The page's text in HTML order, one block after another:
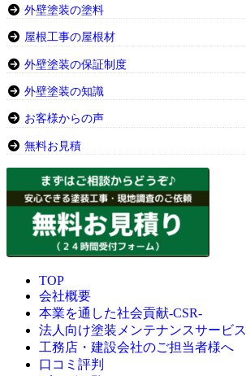
外壁塗装の塗料
屋根工事の屋根材
外壁塗装の保証制度
外壁塗装の知識
お客様からの声
無料お見積
TOP
会社概要
本業を通した社会貢献-CSR-
法人向け塗装メンテナンスサービス
工務店・建設会社のご担当者様へ
口コミ評判